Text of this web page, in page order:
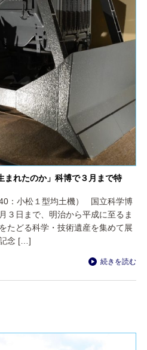
まれたのか」科博で３月まで特
：小松１型均土機） 国立科学博
３日まで、明治から平成に至るま
たどる科学・技術遺産を集めて展
念 […]
続きを読む